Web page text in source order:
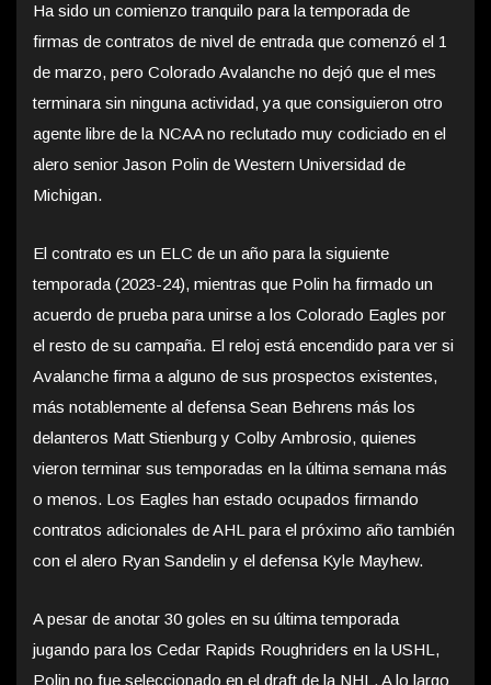
Ha sido un comienzo tranquilo para la temporada de
firmas de contratos de nivel de entrada que comenzó el 1
de marzo, pero Colorado Avalanche no dejó que el mes
terminara sin ninguna actividad, ya que consiguieron otro
agente libre de la NCAA no reclutado muy codiciado en el
alero senior Jason Polin de Western Universidad de
Michigan.
El contrato es un ELC de un año para la siguiente
temporada (2023-24), mientras que Polin ha firmado un
acuerdo de prueba para unirse a los Colorado Eagles por
el resto de su campaña. El reloj está encendido para ver si
Avalanche firma a alguno de sus prospectos existentes,
más notablemente al defensa Sean Behrens más los
delanteros Matt Stienburg y Colby Ambrosio, quienes
vieron terminar sus temporadas en la última semana más
o menos. Los Eagles han estado ocupados firmando
contratos adicionales de AHL para el próximo año también
con el alero Ryan Sandelin y el defensa Kyle Mayhew.
A pesar de anotar 30 goles en su última temporada
jugando para los Cedar Rapids Roughriders en la USHL,
Polin no fue seleccionado en el draft de la NHL. A lo largo